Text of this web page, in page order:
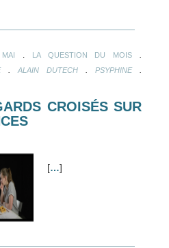
LA QUESTION DU MOIS
. ALAIN DUTECH PSYPHINE.
CROISÉS SUR
[…]